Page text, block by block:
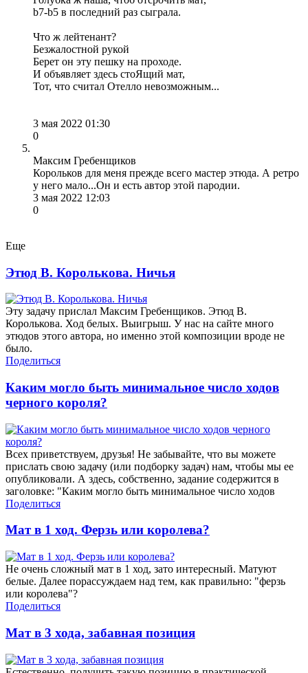
b7-b5 в последний раз сыграла.
Что ж лейтенант?
Безжалостной рукой
Берет он эту пешку на проходе.
И объявляет здесь стоЯщий мат,
Тот, что считал Отелло невозможным...
3 мая 2022 01:30
0
Максим Гребенщиков
Корольков для меня прежде всего мастер этюда. А ретро
у него мало...Он и есть автор этой пародии.
3 мая 2022 12:03
0
Еще
Этюд В. Королькова. Ничья
Эту задачу прислал Максим Гребенщиков. Этюд В.
Королькова. Ход белых. Выигрыш. У нас на сайте много
этюдов этого автора, но именно этой композиции вроде не
было.
Поделиться
Каким могло быть минимальное число ходов
черного короля?
Всех приветствуем, друзья! Не забывайте, что вы можете
прислать свою задачу (или подборку задач) нам, чтобы мы ее
опубликовали. А здесь, собственно, задание содержится в
заголовке: "Каким могло быть минимальное число ходов
Поделиться
Мат в 1 ход. Ферзь или королева?
Не очень сложный мат в 1 ход, зато интересный. Матуют
белые. Далее порассуждаем над тем, как правильно: "ферзь
или королева"?
Поделиться
Мат в 3 хода, забавная позиция